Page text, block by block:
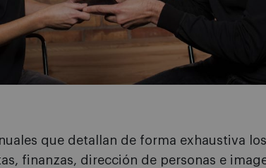
que detallan de forma exhaustiva
finanzas, dirección de personas e